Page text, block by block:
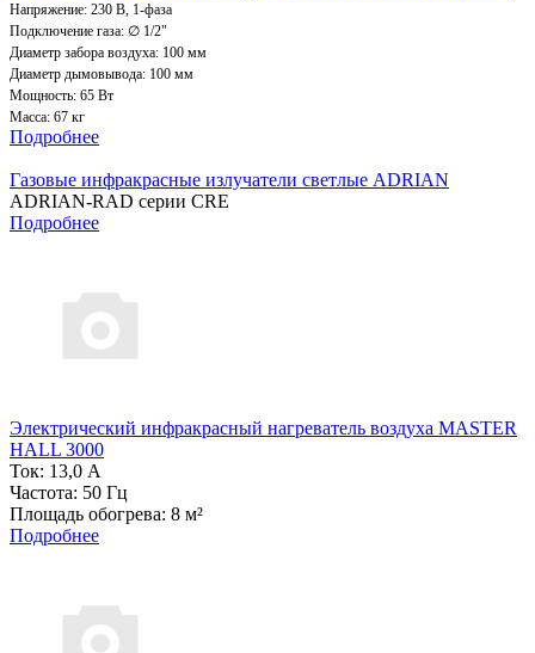
Напряжение: 230 В, 1-фаза
Подключение газа: ∅ 1/2"
Диаметр забора воздуха: 100 мм
Диаметр дымовывода: 100 мм
Мощность: 65 Вт
Масса: 67 кг
Подробнее
Газовые инфракрасные излучатели светлые ADRIAN
ADRIAN-RAD серии CRE
Подробнее
Электрический инфракрасный нагреватель воздуха MASTER
HALL 3000
Ток: 13,0 А
Частота: 50 Гц
Площадь обогрева: 8 м²
Подробнее